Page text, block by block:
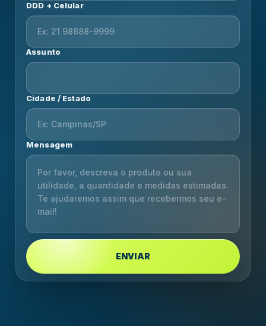
DDD + Celular
Assunto
Cidade / Estado
Mensagem
ENVIAR